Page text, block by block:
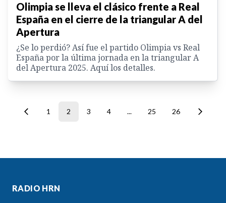
Olimpia se lleva el clásico frente a Real
España en el cierre de la triangular A del
Apertura
¿Se lo perdió? Así fue el partido Olimpia vs Real
España por la última jornada en la triangular A
del Apertura 2025. Aquí los detalles.
1 2 3 4 ... 25 26
RADIO HRN